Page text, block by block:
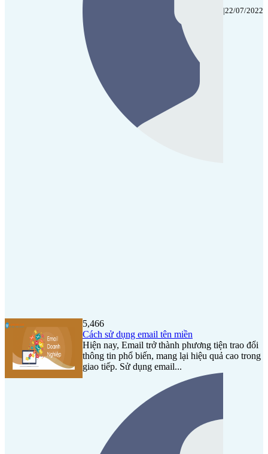
|22/07/2022
5,466
Cách sử dụng email tên miền
Hiện nay, Email trở thành phương tiện trao đổi
thông tin phổ biến, mang lại hiệu quả cao trong
giao tiếp. Sử dụng email...